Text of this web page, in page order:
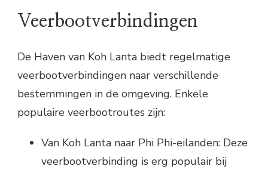
Veerbootverbindingen
De Haven van Koh Lanta biedt regelmatige
veerbootverbindingen naar verschillende
bestemmingen in de omgeving. Enkele
populaire veerbootroutes zijn:
Van Koh Lanta naar Phi Phi-eilanden: Deze
veerbootverbinding is erg populair bij